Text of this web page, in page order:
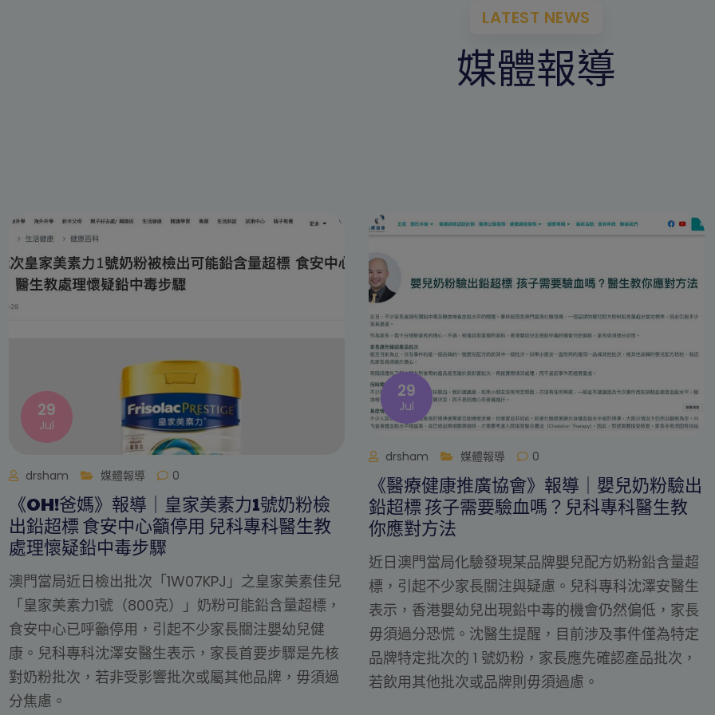
LATEST NEWS
媒體報導
29
Jul
媒體報導 0
《醫療健康推廣協會》報導｜嬰兒奶粉驗出
鉛超標 孩子需要驗血嗎？兒科專科醫生教
你應對方法
近日澳門當局化驗發現某品牌嬰兒配方奶粉鉛含量超
標，引起不少家長關注與疑慮。兒科專科沈澤安醫生
表示，香港嬰幼兒出現鉛中毒的機會仍然偏低，家長
毋須過分恐慌。沈醫生提醒，目前涉及事件僅為特定
品牌特定批次的 1 號奶粉，家長應先確認產品批次，
若飲用其他批次或品牌則毋須過慮。
20
drsham 媒體報導 0
【香港家庭醫學學院】研討會：優化急性
瀉管理
急性腹瀉是兒科常見的臨床問題，如何選擇正確的
理方法至關重要。在香港家庭醫學學院（HKCFP）
辦的專題講座中，沈澤安醫生與在場醫療同儕探討
優化急性腹瀉管理的臨床策略。